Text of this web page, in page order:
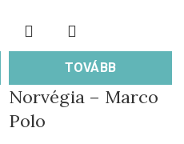
TOVÁBB
Norvégia – Marco
Polo